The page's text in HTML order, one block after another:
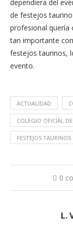
dependiera del
de festejos
profesional quería
tan importante
festejos taurinos,
evento.
ACTUALIDAD
COLEGIO OFICIAL
FESTEJOS TAURINOS
0
L.